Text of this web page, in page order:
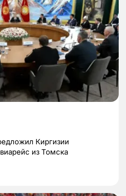
Киргизии
из Томска